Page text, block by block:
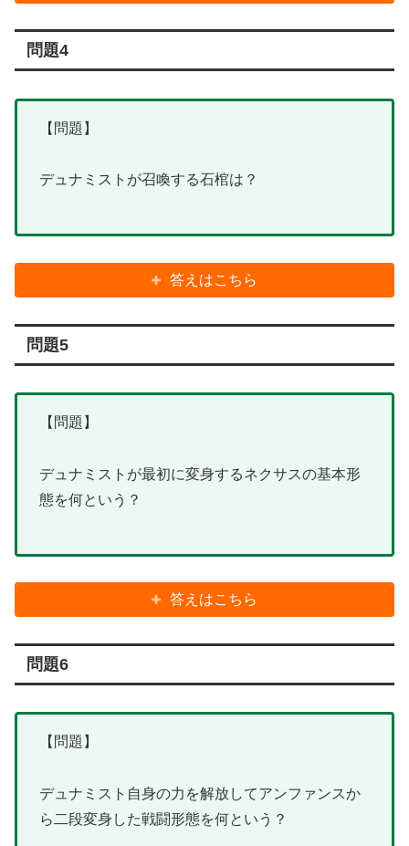
問題4
【問題】
デュナミストが召喚する石棺は？
答えはこちら
問題5
【問題】
デュナミストが最初に変身するネクサスの基本形
態を何という？
答えはこちら
問題6
【問題】
デュナミスト自身の力を解放してアンファンスか
ら二段変身した戦闘形態を何という？